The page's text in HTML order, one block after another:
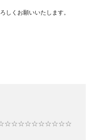
しくお願いいたします。